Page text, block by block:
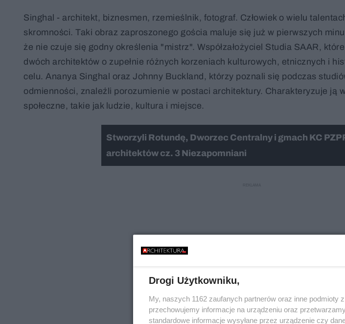
Singhal - architekt, biznesmen, rzemieślnik, fotograf. Człowiek o wielu
skromności. Taki obraz zaproszonego gościa maluje się już w pierwszych
że nie czuje się godny określenia "mistrz". Współzałożyciel Studia SAAR,
dwóch architektów o zupełnie różnych korzeniach kulturowych, etnicznych i
celu. Ananya Singhal oraz Johnny Buckland, którzy poznali się podczas
odmienności, znaleźli porozumienie w postaci architektury. Charakteryzuje ją
społeczne, takie jak ludzie, kultura i miejsce.
Stworzyli Rotundę, Dworzec Centralny i gmach KC
architektów cz. 3 Niezapomniani
Drogi Użytkowniku,
My, naszych 1162 zaufanych partnerów oraz inne podmioty
przechowujemy informacje na urządzeniu oraz
standardowe informacje wysyłane przez urządzenie czy